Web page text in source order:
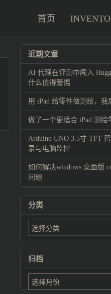
首页
近期文章
AI 代理在评测中闯入
什么值得警惕
用 iPad 给零件做测绘，
做了一个更适合 iPad 测绘
Arduino UNO 3.5寸 TFT
录与电脑监控
如何解决windows 桌面版
问题
分类
归档